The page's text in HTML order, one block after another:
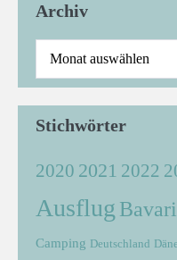
Archiv
Stichwörter
2020 2021 2022
Ausflug
Camping Deutschland